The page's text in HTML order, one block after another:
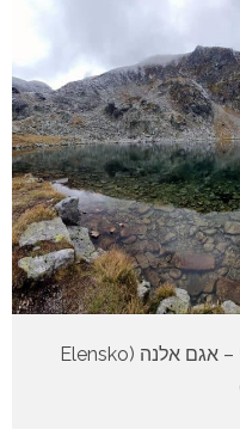
גולת הכותרת של היום השלישי – אגם אלנה (Elensko